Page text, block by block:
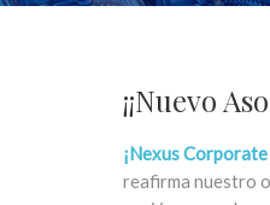
¡¡Nuevo
¡Nexus Corporate
reafirma nuestro